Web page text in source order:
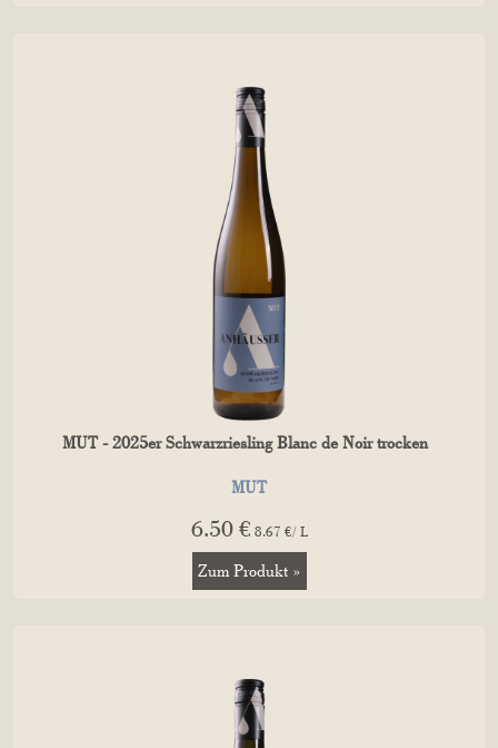
MUT - 2025er Schwarzriesling Blanc de Noir trocken
MUT
6.50 € 8.67 €/ L
Zum Produkt »